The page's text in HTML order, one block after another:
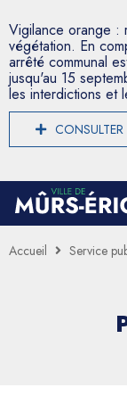
Vigilance orange
végétation. En
arrêté communal
jusqu'au 15
les interdictions et
CONSULTER
Accueil Service